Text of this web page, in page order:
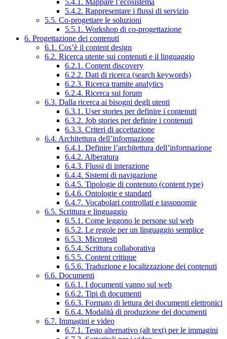
5.4.2. Rappresentare i flussi di servizio
5.5. Co-progettare le soluzioni
5.5.1. Workshop di co-progettazione
6. Progettazione dei contenuti
6.1. Cos’è il content design
6.2. Ricerca utente sui contenuti e il linguaggio
6.2.1. Content discovery
6.2.2. Dati di ricerca (search keywords)
6.2.3. Ricerca tramite analytics
6.2.4. Ricerca sui forum
6.3. Dalla ricerca ai bisogni degli utenti
6.3.1. User stories per definire i contenuti
6.3.2. Job stories per definire i contenuti
6.3.3. Criteri di accettazione
6.4. Architettura dell’informazione
6.4.1. Definire l’architettura dell’informazione
6.4.2. Alberatura
6.4.3. Flussi di interazione
6.4.4. Sistemi di navigazione
6.4.5. Tipologie di contenuto (content type)
6.4.6. Ontologie e standard
6.4.7. Vocabolari controllati e tassonomie
6.5. Scrittura e linguaggio
6.5.1. Come leggono le persone sul web
6.5.2. Le regole per un linguaggio semplice
6.5.3. Microtesti
6.5.4. Scrittura collaborativa
6.5.5. Content critique
6.5.6. Traduzione e localizzazione dei contenuti
6.6. Documenti
6.6.1. I documenti vanno sul web
6.6.2. Tipi di documenti
6.6.3. Formato di lettura dei documenti elettronici
6.6.4. Modalità di produzione dei documenti
6.7. Immagini e video
6.7.1. Testo alternativo (alt text) per le immagini